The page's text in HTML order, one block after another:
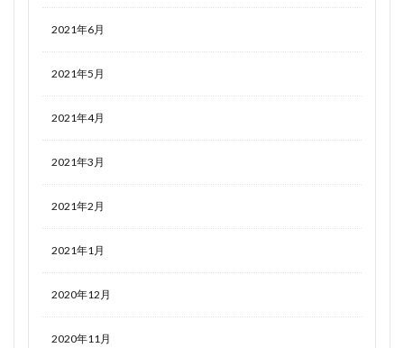
2021年6月
2021年5月
2021年4月
2021年3月
2021年2月
2021年1月
2020年12月
2020年11月